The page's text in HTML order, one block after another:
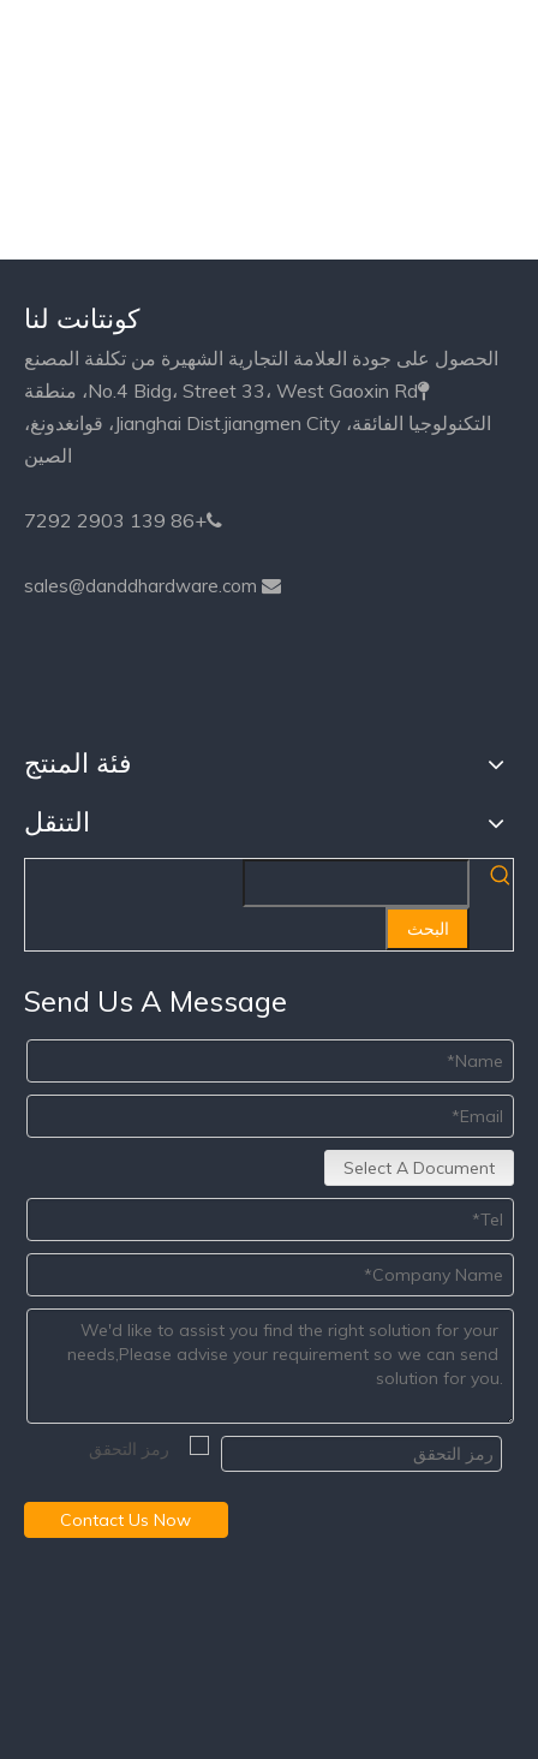
كونتانت لنا
الحصول على جودة العلامة التجارية الشهيرة من تكلفة المصنع

No.4 Bidg، Street 33، West Gaoxin Rd، منطقة
التكنولوجيا الفائقة، Jianghai Dist.jiangmen City، قوانغدونغ،
الصين

+86 139 2903 7292

sales@danddhardware.com
فئة المنتج
التنقل
البحث
Send Us A Message
Select A Document
Contact Us Now